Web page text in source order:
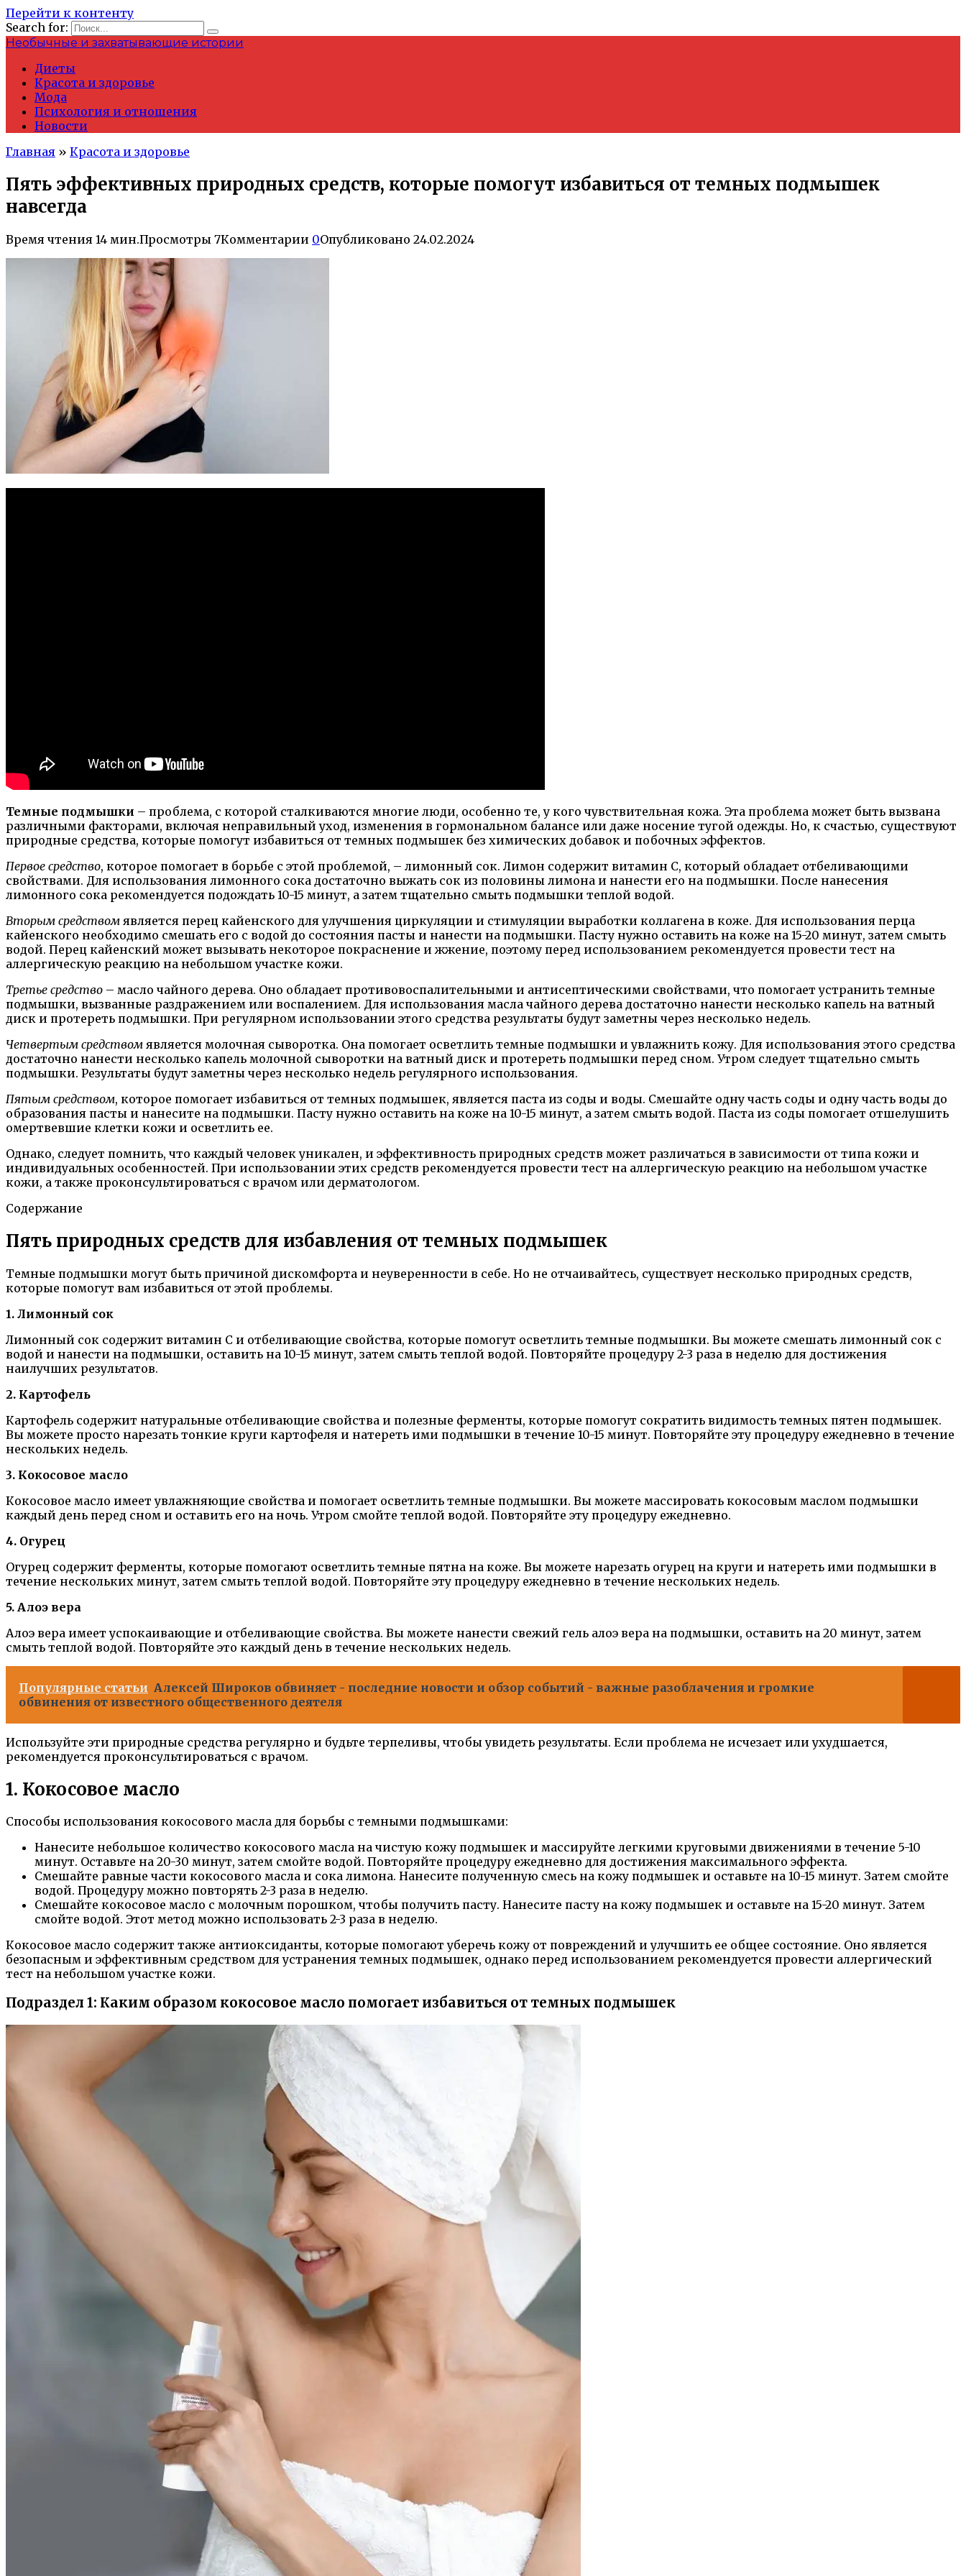
Перейти к контенту
Search for:
Необычные и захватывающие истории
Диеты
Красота и здоровье
Мода
Психология и отношения
Новости
Главная » Красота и здоровье
Пять эффективных природных средств, которые помогут избавиться от темных подмышек
навсегда
Время чтения 14 мин.Просмотры 7Комментарии 0Опубликовано 24.02.2024
Темные подмышки – проблема, с которой сталкиваются многие люди, особенно те, у кого чувствительная кожа. Эта проблема может быть вызвана
различными факторами, включая неправильный уход, изменения в гормональном балансе или даже носение тугой одежды. Но, к счастью, существуют
природные средства, которые помогут избавиться от темных подмышек без химических добавок и побочных эффектов.
Первое средство, которое помогает в борьбе с этой проблемой, – лимонный сок. Лимон содержит витамин С, который обладает отбеливающими
свойствами. Для использования лимонного сока достаточно выжать сок из половины лимона и нанести его на подмышки. После нанесения
лимонного сока рекомендуется подождать 10-15 минут, а затем тщательно смыть подмышки теплой водой.
Вторым средством является перец кайенского для улучшения циркуляции и стимуляции выработки коллагена в коже. Для использования перца
кайенского необходимо смешать его с водой до состояния пасты и нанести на подмышки. Пасту нужно оставить на коже на 15-20 минут, затем смыть
водой. Перец кайенский может вызывать некоторое покраснение и жжение, поэтому перед использованием рекомендуется провести тест на
аллергическую реакцию на небольшом участке кожи.
Третье средство – масло чайного дерева. Оно обладает противовоспалительными и антисептическими свойствами, что помогает устранить темные
подмышки, вызванные раздражением или воспалением. Для использования масла чайного дерева достаточно нанести несколько капель на ватный
диск и протереть подмышки. При регулярном использовании этого средства результаты будут заметны через несколько недель.
Четвертым средством является молочная сыворотка. Она помогает осветлить темные подмышки и увлажнить кожу. Для использования этого средства
достаточно нанести несколько капель молочной сыворотки на ватный диск и протереть подмышки перед сном. Утром следует тщательно смыть
подмышки. Результаты будут заметны через несколько недель регулярного использования.
Пятым средством, которое помогает избавиться от темных подмышек, является паста из соды и воды. Смешайте одну часть соды и одну часть воды до
образования пасты и нанесите на подмышки. Пасту нужно оставить на коже на 10-15 минут, а затем смыть водой. Паста из соды помогает отшелушить
омертвевшие клетки кожи и осветлить ее.
Однако, следует помнить, что каждый человек уникален, и эффективность природных средств может различаться в зависимости от типа кожи и
индивидуальных особенностей. При использовании этих средств рекомендуется провести тест на аллергическую реакцию на небольшом участке
кожи, а также проконсультироваться с врачом или дерматологом.
Содержание
Пять природных средств для избавления от темных подмышек
Темные подмышки могут быть причиной дискомфорта и неуверенности в себе. Но не отчаивайтесь, существует несколько природных средств,
которые помогут вам избавиться от этой проблемы.
1. Лимонный сок
Лимонный сок содержит витамин С и отбеливающие свойства, которые помогут осветлить темные подмышки. Вы можете смешать лимонный сок с
водой и нанести на подмышки, оставить на 10-15 минут, затем смыть теплой водой. Повторяйте процедуру 2-3 раза в неделю для достижения
наилучших результатов.
2. Картофель
Картофель содержит натуральные отбеливающие свойства и полезные ферменты, которые помогут сократить видимость темных пятен подмышек.
Вы можете просто нарезать тонкие круги картофеля и натереть ими подмышки в течение 10-15 минут. Повторяйте эту процедуру ежедневно в течение
нескольких недель.
3. Кокосовое масло
Кокосовое масло имеет увлажняющие свойства и помогает осветлить темные подмышки. Вы можете массировать кокосовым маслом подмышки
каждый день перед сном и оставить его на ночь. Утром смойте теплой водой. Повторяйте эту процедуру ежедневно.
4. Огурец
Огурец содержит ферменты, которые помогают осветлить темные пятна на коже. Вы можете нарезать огурец на круги и натереть ими подмышки в
течение нескольких минут, затем смыть теплой водой. Повторяйте эту процедуру ежедневно в течение нескольких недель.
5. Алоэ вера
Алоэ вера имеет успокаивающие и отбеливающие свойства. Вы можете нанести свежий гель алоэ вера на подмышки, оставить на 20 минут, затем
смыть теплой водой. Повторяйте это каждый день в течение нескольких недель.
Популярные статьи Алексей Широков обвиняет - последние новости и обзор событий - важные разоблачения и громкие
обвинения от известного общественного деятеля
Используйте эти природные средства регулярно и будьте терпеливы, чтобы увидеть результаты. Если проблема не исчезает или ухудшается,
рекомендуется проконсультироваться с врачом.
1. Кокосовое масло
Способы использования кокосового масла для борьбы с темными подмышками:
Нанесите небольшое количество кокосового масла на чистую кожу подмышек и массируйте легкими круговыми движениями в течение 5-10
минут. Оставьте на 20-30 минут, затем смойте водой. Повторяйте процедуру ежедневно для достижения максимального эффекта.
Смешайте равные части кокосового масла и сока лимона. Нанесите полученную смесь на кожу подмышек и оставьте на 10-15 минут. Затем смойте
водой. Процедуру можно повторять 2-3 раза в неделю.
Смешайте кокосовое масло с молочным порошком, чтобы получить пасту. Нанесите пасту на кожу подмышек и оставьте на 15-20 минут. Затем
смойте водой. Этот метод можно использовать 2-3 раза в неделю.
Кокосовое масло содержит также антиоксиданты, которые помогают уберечь кожу от повреждений и улучшить ее общее состояние. Оно является
безопасным и эффективным средством для устранения темных подмышек, однако перед использованием рекомендуется провести аллергический
тест на небольшом участке кожи.
Подраздел 1: Каким образом кокосовое масло помогает избавиться от темных подмышек